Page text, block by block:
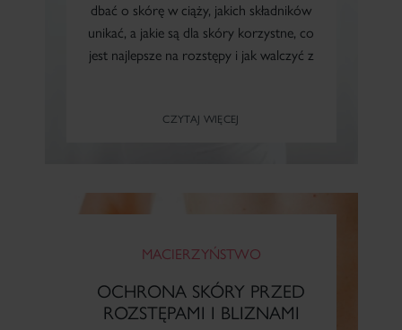
Wymagającej skutecznego krycia (fluidy)
Skóra dojrzała
dbać o skórę w ciąży, jakich składników
unikać, a jakie są dla skóry korzystne, co
jest najlepsze na rozstępy i jak walczyć z
CZYTAJ WIĘCEJ
MACIERZYŃSTWO
OCHRONA SKÓRY PRZED
ROZSTĘPAMI I BLIZNAMI